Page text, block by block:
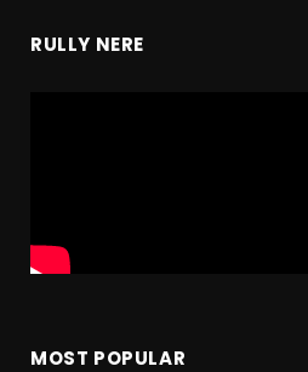
RULLY NERE
MOST POPULAR